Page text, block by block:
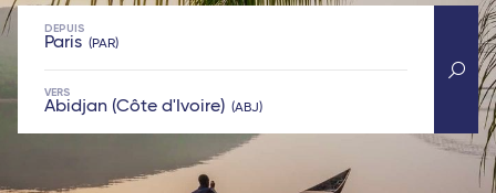
DEPUIS
Paris PAR
VERS
Abidjan (Côte d'Ivoire) ABJ